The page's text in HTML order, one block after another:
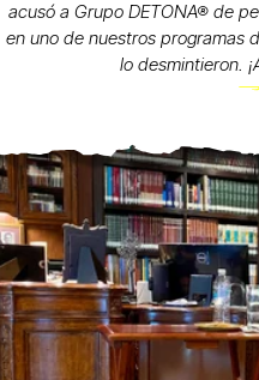
acusó a Grupo DETONA® de
en uno de nuestros programas
lo desmintieron.